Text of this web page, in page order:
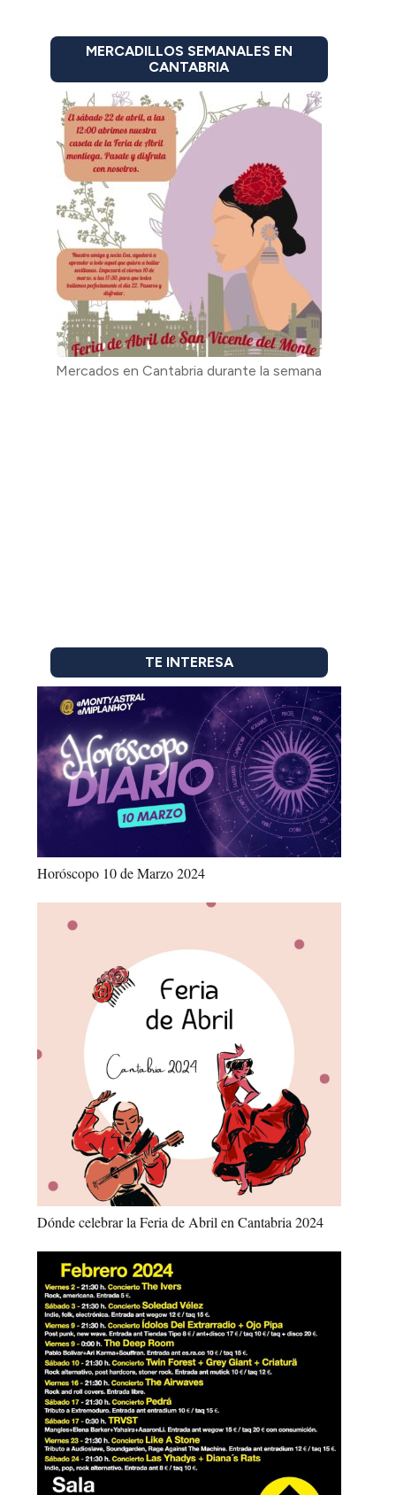
MERCADILLOS SEMANALES EN
CANTABRIA
Mercados en Cantabria durante la semana
TE INTERESA
Horóscopo 10 de Marzo 2024
Dónde celebrar la Feria de Abril en Cantabria 2024